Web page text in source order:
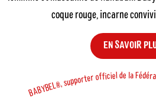
coque rouge, incarne
EN SAVOIR
BABYBEL®,supporter officielde aFédéra